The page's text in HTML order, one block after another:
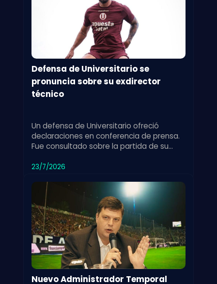
Defensa de Universitario se
pronuncia sobre su exdirector
técnico
Un defensa de Universitario ofreció
declaraciones en conferencia de prensa.
Fue consultado sobre la partida de su
equipo.
23/7/2026
Nuevo Administrador Temporal